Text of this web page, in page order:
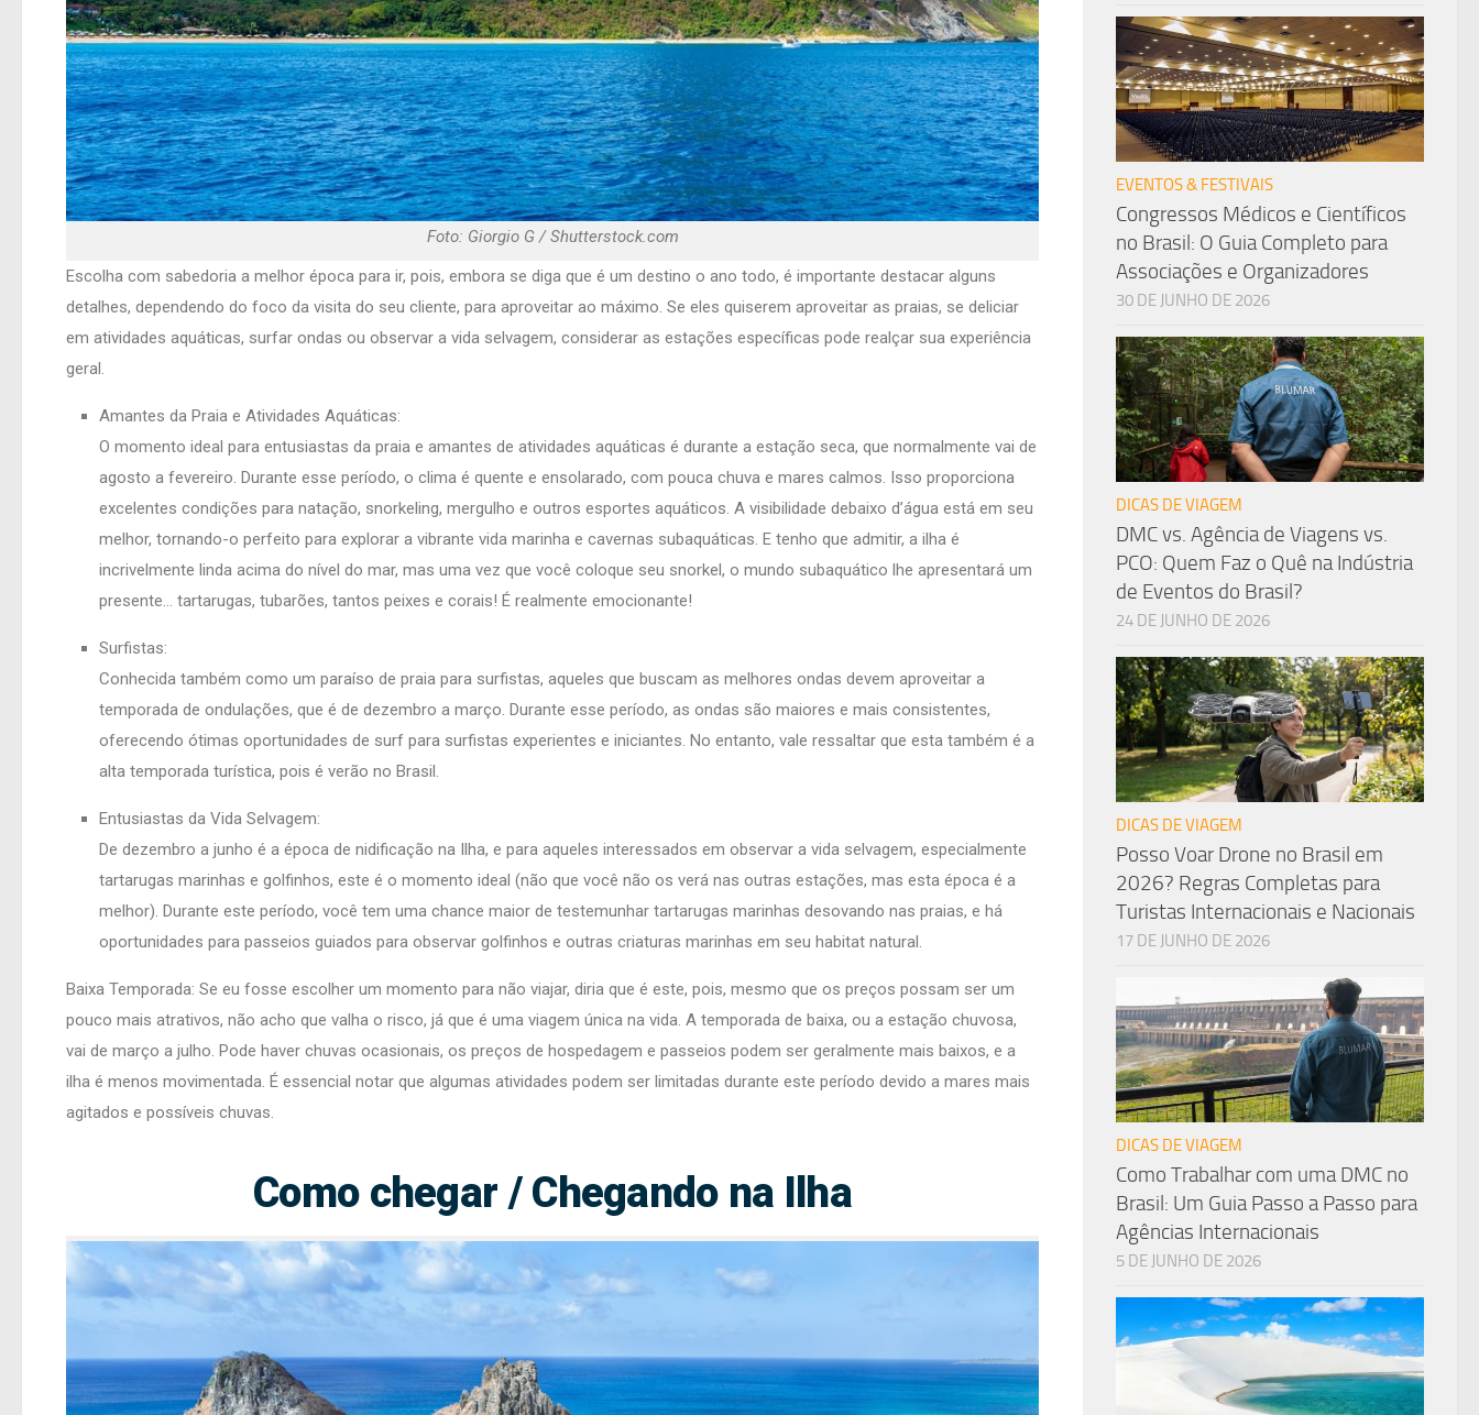
Foto: Giorgio G / Shutterstock.com
Escolha com sabedoria a melhor época para ir, pois, embora se diga que é um destino o ano todo, é importante destacar alguns
detalhes, dependendo do foco da visita do seu cliente, para aproveitar ao máximo. Se eles quiserem aproveitar as praias, se deliciar
em atividades aquáticas, surfar ondas ou observar a vida selvagem, considerar as estações específicas pode realçar sua experiência
geral.
Amantes da Praia e Atividades Aquáticas:
O momento ideal para entusiastas da praia e amantes de atividades aquáticas é durante a estação seca, que normalmente vai de
agosto a fevereiro. Durante esse período, o clima é quente e ensolarado, com pouca chuva e mares calmos. Isso proporciona
excelentes condições para natação, snorkeling, mergulho e outros esportes aquáticos. A visibilidade debaixo d’água está em seu
melhor, tornando-o perfeito para explorar a vibrante vida marinha e cavernas subaquáticas. E tenho que admitir, a ilha é
incrivelmente linda acima do nível do mar, mas uma vez que você coloque seu snorkel, o mundo subaquático lhe apresentará um
presente… tartarugas, tubarões, tantos peixes e corais! É realmente emocionante!
Surfistas:
Conhecida também como um paraíso de praia para surfistas, aqueles que buscam as melhores ondas devem aproveitar a
temporada de ondulações, que é de dezembro a março. Durante esse período, as ondas são maiores e mais consistentes,
oferecendo ótimas oportunidades de surf para surfistas experientes e iniciantes. No entanto, vale ressaltar que esta também é a
alta temporada turística, pois é verão no Brasil.
Entusiastas da Vida Selvagem:
De dezembro a junho é a época de nidificação na Ilha, e para aqueles interessados em observar a vida selvagem, especialmente
tartarugas marinhas e golfinhos, este é o momento ideal (não que você não os verá nas outras estações, mas esta época é a
melhor). Durante este período, você tem uma chance maior de testemunhar tartarugas marinhas desovando nas praias, e há
oportunidades para passeios guiados para observar golfinhos e outras criaturas marinhas em seu habitat natural.
Baixa Temporada: Se eu fosse escolher um momento para não viajar, diria que é este, pois, mesmo que os preços possam ser um
pouco mais atrativos, não acho que valha o risco, já que é uma viagem única na vida. A temporada de baixa, ou a estação chuvosa,
vai de março a julho. Pode haver chuvas ocasionais, os preços de hospedagem e passeios podem ser geralmente mais baixos, e a
ilha é menos movimentada. É essencial notar que algumas atividades podem ser limitadas durante este período devido a mares mais
agitados e possíveis chuvas.
Como chegar / Chegando na Ilha
EVENTOS & FESTIVAIS
Congressos Médicos e Científicos
no Brasil: O Guia Completo para
Associações e Organizadores
30 DE JUNHO DE 2026
DICAS DE VIAGEM
DMC vs. Agência de Viagens vs.
PCO: Quem Faz o Quê na Indústria
de Eventos do Brasil?
24 DE JUNHO DE 2026
DICAS DE VIAGEM
Posso Voar Drone no Brasil em
2026? Regras Completas para
Turistas Internacionais e Nacionais
17 DE JUNHO DE 2026
DICAS DE VIAGEM
Como Trabalhar com uma DMC no
Brasil: Um Guia Passo a Passo para
Agências Internacionais
5 DE JUNHO DE 2026